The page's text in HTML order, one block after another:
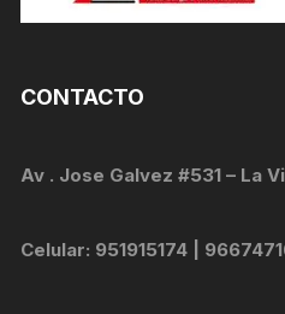
CONTACTO
Av . Jose Galvez #531 – La
Celular: 951915174 |